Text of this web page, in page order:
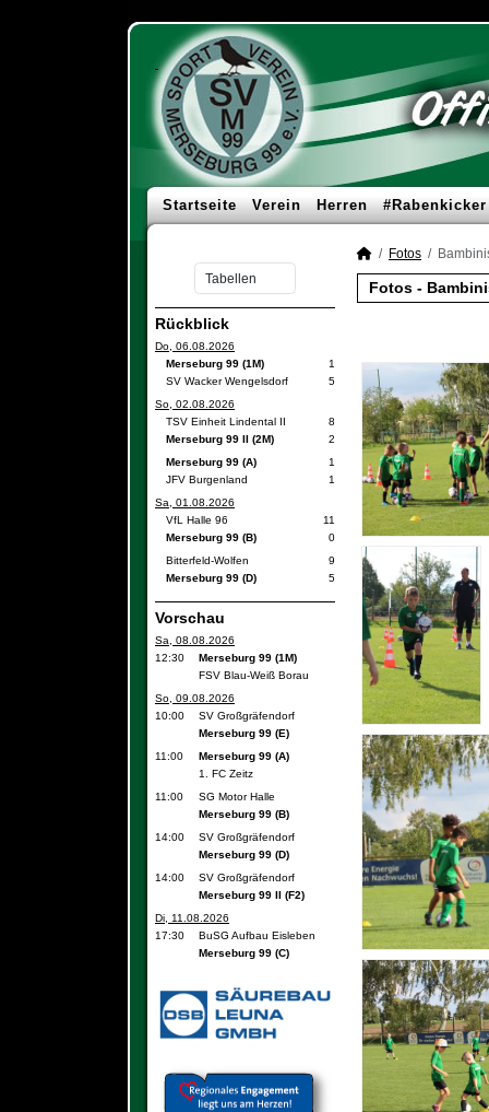
Startseite Verein Herren #Rabenkicker
Rückblick
Do, 06.08.2026
Merseburg 99 (1M)
1
SV Wacker Wengelsdorf
5
So, 02.08.2026
TSV Einheit Lindental II
8
Merseburg 99 II (2M)
2
Merseburg 99 (A)
1
JFV Burgenland
1
Sa, 01.08.2026
VfL Halle 96
11
Merseburg 99 (B)
0
Bitterfeld-Wolfen
9
Merseburg 99 (D)
5
Vorschau
Sa, 08.08.2026
12:30
Merseburg 99 (1M)
FSV Blau-Weiß Borau
So, 09.08.2026
10:00
SV Großgräfendorf
Merseburg 99 (E)
11:00
Merseburg 99 (A)
1. FC Zeitz
11:00
SG Motor Halle
Merseburg 99 (B)
14:00
SV Großgräfendorf
Merseburg 99 (D)
14:00
SV Großgräfendorf
Merseburg 99 II (F2)
Di, 11.08.2026
17:30
BuSG Aufbau Eisleben
Merseburg 99 (C)
Fotos
Fotos -